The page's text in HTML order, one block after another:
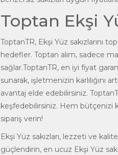
Toptan Ekşi
ToptanTR, Ekşi Yüz sakızlarını
hedefler. Toptan alım, sadece
sağlar.ToptanTR, en iyi fiyat
sunarak, işletmenizin
avantaj elde edebilirsiniz.
keşfedebilirsiniz. Hem bütçenizi
sipariş verin!
Ekşi Yüz sakızları, lezzeti ve
güçlendirin, en ucuz Ekşi Yüz